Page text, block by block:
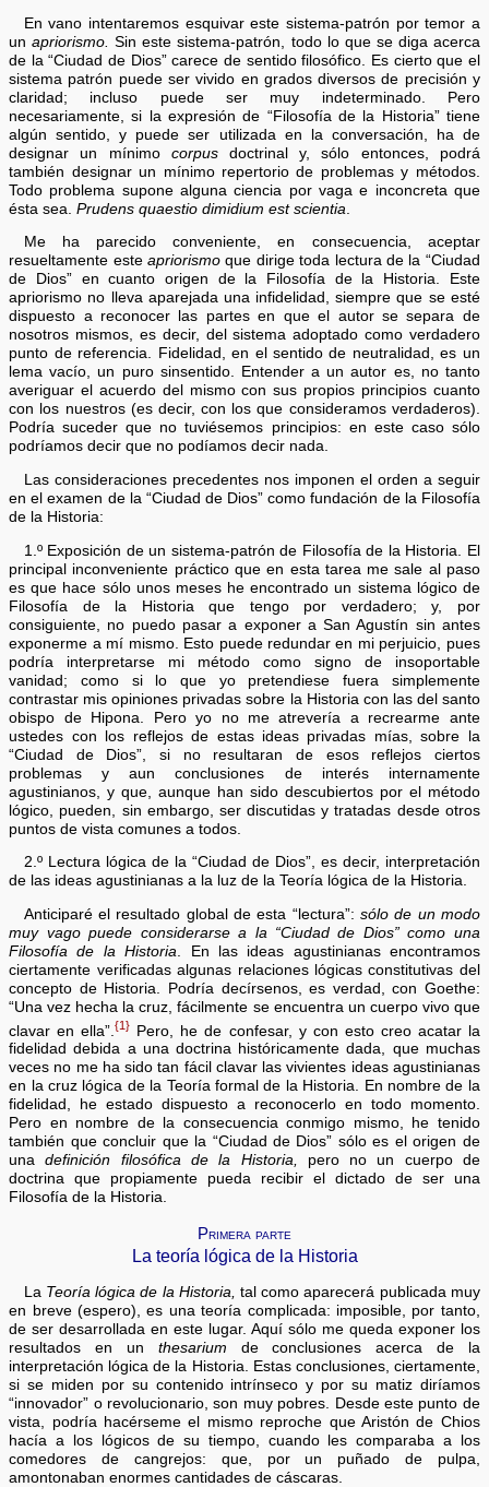
En vano intentaremos esquivar este sistema-patrón por temor a
unapriorismo. Sin este sistema-patrón, todo lo que se diga acerca
de la “Ciudad de Dios” carece de sentido filosófico. Es cierto que el
sistema patrón puede ser vivido en grados diversos de precisión y
claridad; incluso puede ser muy indeterminado. Pero
necesariamente, si la expresión de “Filosofía de la Historia” tiene
algún sentido, y puede ser utilizada en la conversación, ha de
designar un mínimo corpusdoctrinal y, sólo entonces, podrá
también designar un mínimo repertorio de problemas y métodos.
Todo problema supone alguna ciencia por vaga e inconcreta que
ésta sea.Prudens quaestio dimidium est scientia
Me ha parecido conveniente, en consecuencia, aceptar
resueltamente este apriorismoque dirige toda lectura de la “Ciudad
de Dios” en cuanto origen de la Filosofía de la Historia. Este
apriorismo no lleva aparejada una infidelidad, siempre que se esté
dispuesto a reconocer las partes en que el autor se separa de
nosotros mismos, es decir, del sistema adoptado como verdadero
punto de referencia. Fidelidad, en el sentido de neutralidad, es un
lema vacío, un puro sinsentido. Entender a un autor es, no tanto
averiguar el acuerdo del mismo con sus propios principios cuanto
con los nuestros (es decir, con los que consideramos verdaderos).
Podría suceder que no tuviésemos principios: en este caso sólo
podríamos decir que no podíamos decir nada.
Las consideraciones precedentes nos imponen el orden a seguir
en el examen de la “Ciudad de Dios” como fundación de la Filosofía
de la Historia:
1.º Exposición de un sistema-patrón de Filosofía de la Historia. El
principal inconveniente práctico que en esta tarea me sale al paso
es que hace sólo unos meses he encontrado un sistema lógico de
Filosofía de la Historia que tengo por verdadero; y, por
consiguiente, no puedo pasar a exponer a San Agustín sin antes
exponerme a mí mismo. Esto puede redundar en mi perjuicio, pues
podría interpretarse mi método como signo de insoportable
vanidad; como si lo que yo pretendiese fuera simplemente
contrastar mis opiniones privadas sobre la Historia con las del santo
obispo de Hipona. Pero yo no me atrevería a recrearme ante
ustedes con los reflejos de estas ideas privadas mías, sobre la
“Ciudad de Dios”, si no resultaran de esos reflejos ciertos
problemas y aun conclusiones de interés internamente
agustinianos, y que, aunque han sido descubiertos por el método
lógico, pueden, sin embargo, ser discutidas y tratadas desde otros
puntos de vista comunes a todos.
2.º Lectura lógica de la “Ciudad de Dios”, es decir, interpretación
de las ideas agustinianas a la luz de la Teoría lógica de la Historia.
Anticiparé el resultado global de esta “lectura”: sólo de un modo
muy vago puede considerarse a la “Ciudad de Dios” como una
Filosofía de la Historia . En las ideas agustinianas encontramos
ciertamente verificadas algunas relaciones lógicas constitutivas del
concepto de Historia. Podría decírsenos, es verdad, con Goethe:
“Una vez hecha la cruz, fácilmente se encuentra un cuerpo vivo que
clavar en ella”.{1} Pero, he de confesar, y con esto creo acatar la
fidelidad debida a una doctrina históricamente dada, que muchas
veces no me ha sido tan fácil clavar las vivientes ideas agustinianas
en la cruz lógica de la Teoría formal de la Historia. En nombre de la
fidelidad, he estado dispuesto a reconocerlo en todo momento.
Pero en nombre de la consecuencia conmigo mismo, he tenido
también que concluir que la “Ciudad de Dios” sólo es el origen de
unadefinición filosófica de la Historia, pero no un cuerpo de
doctrina que propiamente pueda recibir el dictado de ser una
Filosofía de la Historia.
Primera parte
La teoría lógica de la Historia
La Teoría lógica de la Historia, tal como aparecerá publicada muy
en breve (espero), es una teoría complicada: imposible, por tanto,
de ser desarrollada en este lugar. Aquí sólo me queda exponer los
resultados en un thesarium de conclusiones acerca de la
interpretación lógica de la Historia. Estas conclusiones, ciertamente,
si se miden por su contenido intrínseco y por su matiz diríamos
“innovador” o revolucionario, son muy pobres. Desde este punto de
vista, podría hacérseme el mismo reproche que Aristón de Chios
hacía a los lógicos de su tiempo, cuando les comparaba a los
comedores de cangrejos: que, por un puñado de pulpa,
amontonaban enormes cantidades de cáscaras.